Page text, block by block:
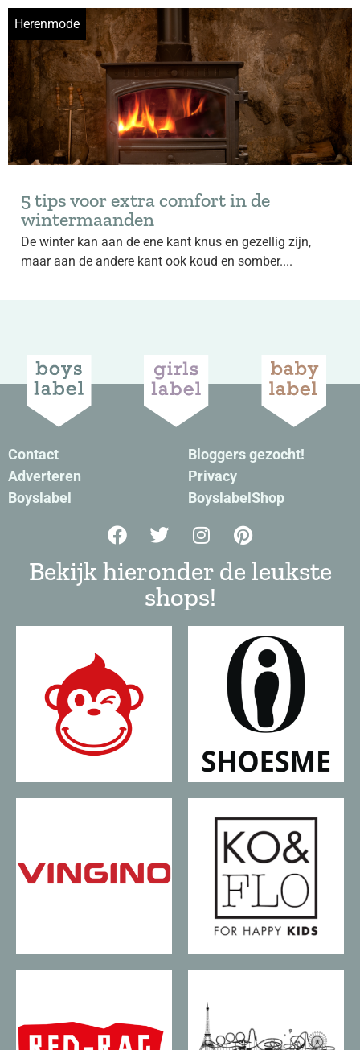
Herenmode
5 tips voor extra comfort in de
wintermaanden
De winter kan aan de ene kant knus en gezellig zijn,
maar aan de andere kant ook koud en somber....
Contact
Adverteren
Boyslabel
Bloggers gezocht!
Privacy
BoyslabelShop
Bekijk hieronder de leukste
shops!